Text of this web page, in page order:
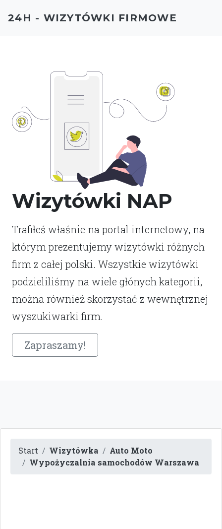
Wizytówki NAP
Trafiłeś właśnie na portal internetowy, na
którym prezentujemy wizytówki różnych
firm z całej polski. Wszystkie wizytówki
podzieliliśmy na wiele głónych kategorii,
można również skorzystać z wewnętrznej
wyszukiwarki firm.
Zapraszamy!
24H - WIZYTÓWKI FIRMOWE
Start Wizytówka
Auto Moto
Wypożyczalnia samochodów Warszawa